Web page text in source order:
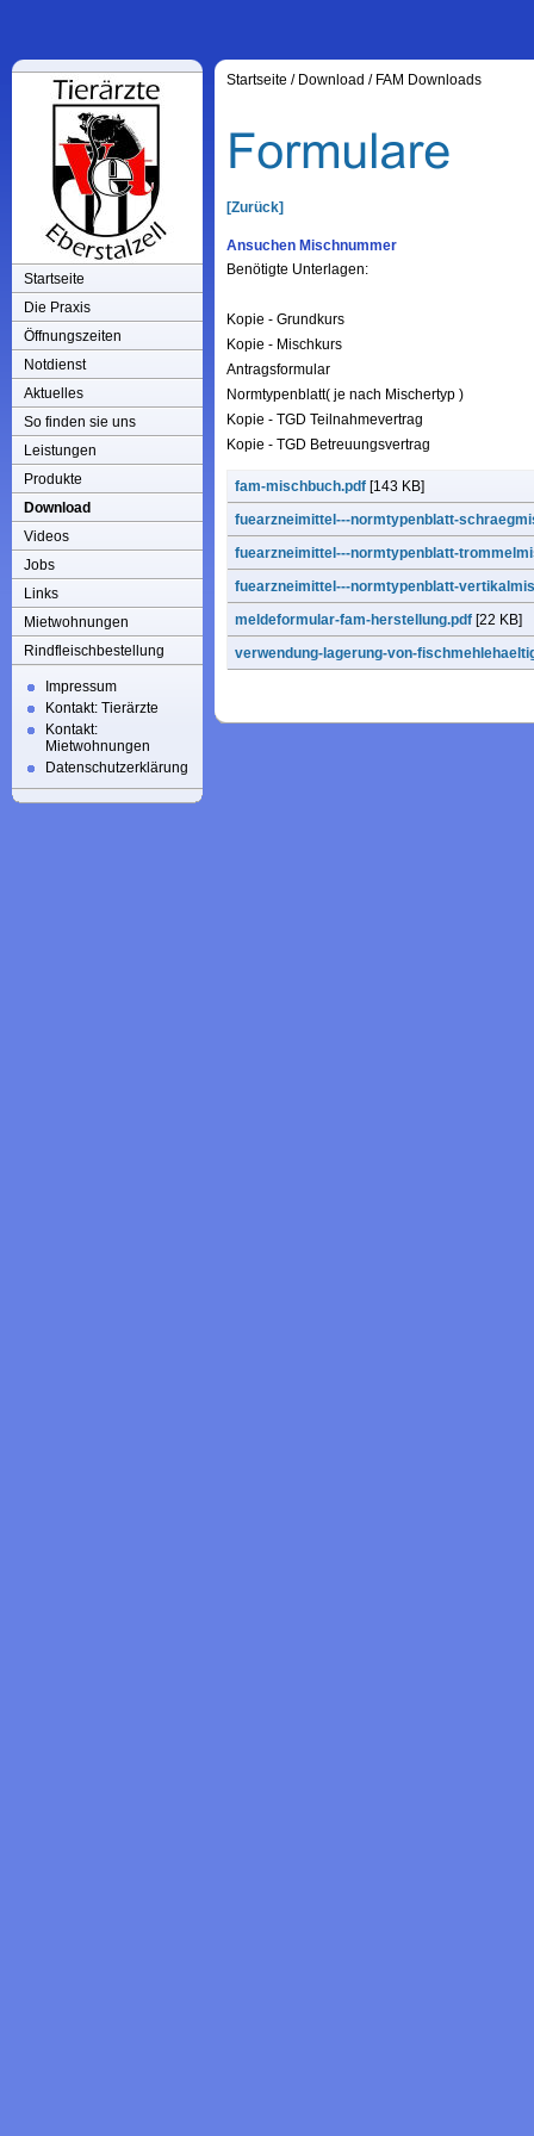
Startseite
Die Praxis
Öffnungszeiten
Notdienst
Aktuelles
So finden sie uns
Leistungen
Produkte
Download
Videos
Jobs
Links
Mietwohnungen
Rindfleischbestellung
Impressum
Kontakt: Tierärzte
Kontakt:
Mietwohnungen
Datenschutzerklärung
Startseite / Download / FAM Downloads
[Zurück]
Ansuchen Mischnummer
Benötigte Unterlagen:
Kopie - Grundkurs
Kopie - Mischkurs
Antragsformular
Normtypenblatt( je nach Mischertyp )
Kopie - TGD Teilnahmevertrag
Kopie - TGD Betreuungsvertrag
fam-mischbuch.pdf [143 KB]
fuearzneimittel---normtypenblatt-
fuearzneimittel---normtypenblatt-
fuearzneimittel---normtypenblatt-
meldeformular-fam-herstellung.pdf [22 KB]
verwendung-lagerung-von-